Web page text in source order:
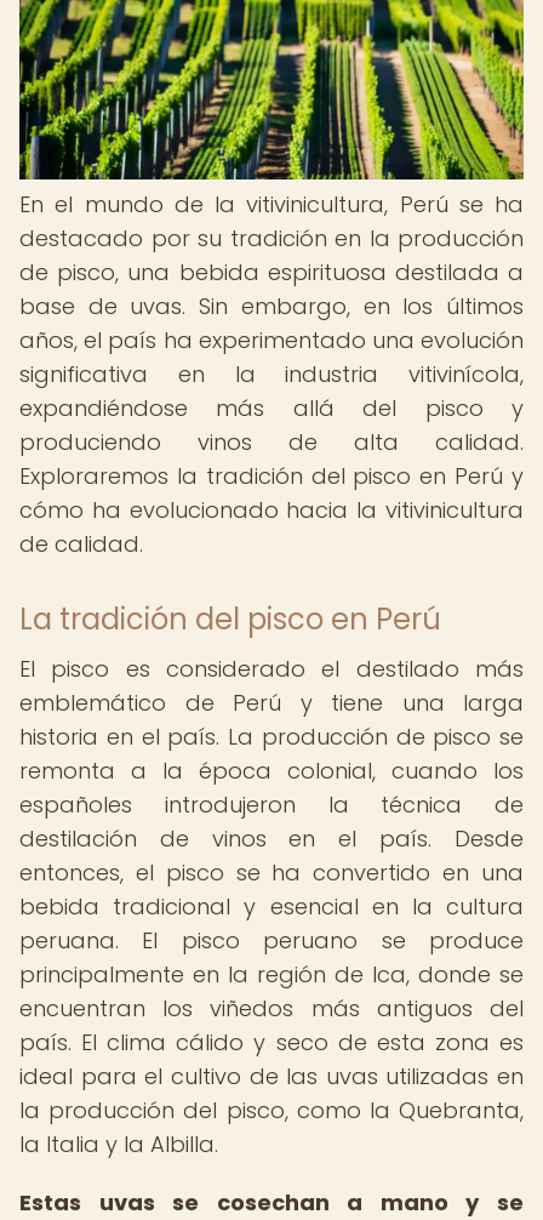
En el mundo de la vitivinicultura, Perú se ha
destacado por su tradición en la producción
de pisco, una bebida espirituosa destilada a
base de uvas. Sin embargo, en los últimos
años, el país ha experimentado una evolución
significativa en la industria vitivinícola,
expandiéndose más allá del pisco y
produciendo vinos de alta calidad.
Exploraremos la tradición del pisco en Perú y
cómo ha evolucionado hacia la vitivinicultura
de calidad.
La tradición del pisco en Perú
El pisco es considerado el destilado más
emblemático de Perú y tiene una larga
historia en el país. La producción de pisco se
remonta a la época colonial, cuando los
españoles introdujeron la técnica de
destilación de vinos en el país. Desde
entonces, el pisco se ha convertido en una
bebida tradicional y esencial en la cultura
peruana. El pisco peruano se produce
principalmente en la región de Ica, donde se
encuentran los viñedos más antiguos del
país. El clima cálido y seco de esta zona es
ideal para el cultivo de las uvas utilizadas en
la producción del pisco, como la Quebranta,
la Italia y la Albilla.
Estas uvas se cosechan a mano y se